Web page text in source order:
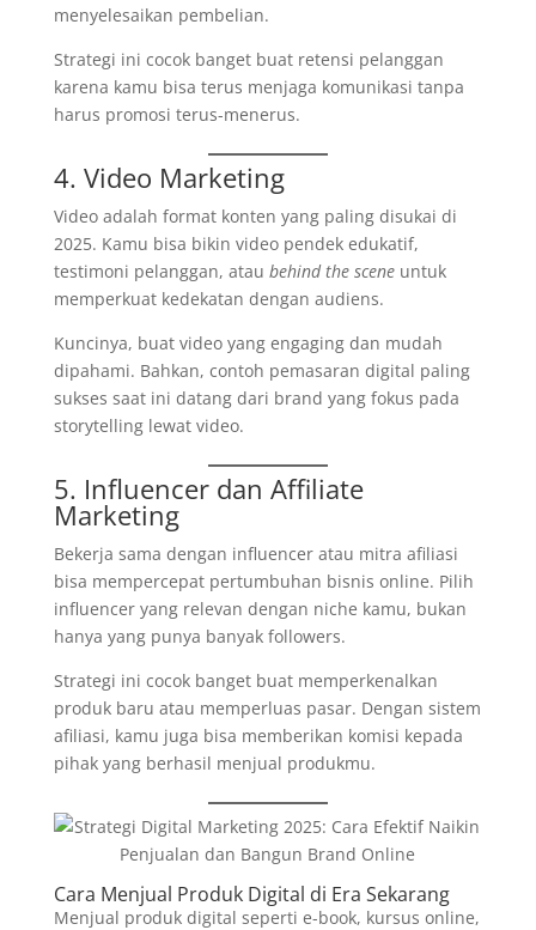
menyelesaikan pembelian.
Strategi ini cocok banget buat retensi pelanggan
karena kamu bisa terus menjaga komunikasi tanpa
harus promosi terus-menerus.
4. Video Marketing
Video adalah format konten yang paling disukai di
2025. Kamu bisa bikin video pendek edukatif,
testimoni pelanggan, atau behind the sceneuntuk
memperkuat kedekatan dengan audiens.
Kuncinya, buat video yang engaging dan mudah
dipahami. Bahkan, contoh pemasaran digital paling
sukses saat ini datang dari brand yang fokus pada
storytelling lewat video.
5. Influencer dan Affiliate
Marketing
Bekerja sama dengan influencer atau mitra afiliasi
bisa mempercepat pertumbuhan bisnis online. Pilih
influencer yang relevan dengan niche kamu, bukan
hanya yang punya banyak followers.
Strategi ini cocok banget buat memperkenalkan
produk baru atau memperluas pasar. Dengan sistem
afiliasi, kamu juga bisa memberikan komisi kepada
pihak yang berhasil menjual produkmu.
Cara Menjual Produk Digital di Era Sekarang
Menjual produk digital seperti e-book, kursus online,